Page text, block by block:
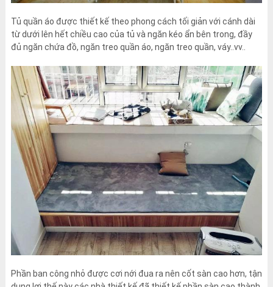
Tủ quần áo được thiết kế theo phong cách tối giản với cánh dài
từ dưới lên hết chiều cao của tủ và ngăn kéo ẩn bên trong, đầy
đủ ngăn chứa đồ, ngăn treo quần áo, ngăn treo quần, váy..vv..
Phần ban công nhỏ được cơi nới đua ra nên cốt sàn cao hơn, tận